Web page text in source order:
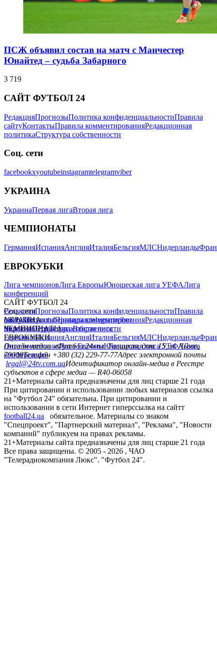
ПСЖ объявил состав на матч с Манчестер
Юнайтед – судьба Забарного
3 719
САЙТ ФУТБОЛ 24
РедакцияПрогнозыПолитика конфиденциальностиПравила
сайтуКонтактыПравила комментированияРедакционная
политикаСтруктура собственности
Соц. сети
facebookxyoutubeinstagramtelegramviber
УКРАИНА
УкраинаПервая лигаВторая лига
ЧЕМПИОНАТЫ
ГерманияИспанияАнглияИталияБельгияМЛСНидерланды
ЕВРОКУБКИ
Лига чемпионовЛига ЕвропыЮношеская лига УЕФАЛига
конференций
САЙТ ФУТБОЛ 24
РедакцияПрогнозыПолитика конфиденциальностиПравила
сайтуКонтактыПравила комментированияРедакционная
политикаСтруктура собственности
Соц. сети
facebookxyoutubeinstagramtelegramviber
УКРАИНА
УкраинаПервая лигаВторая лига
ЧЕМПИОНАТЫ
ГерманияИспанияАнглияИталияБельгияМЛСНидерланды
ЕВРОКУБКИ
Лига чемпионовЛига ЕвропыЮношеская лига УЕФАЛига
конференций
Онлайн-медиа «Футбол 24»пл. Галицкая, дом. 15, м. Львов,
79008Телефон +380 (32) 229-77-77Адрес электронной почты
legal@24tv.com.uaИдентификатор онлайн-медиа в Реестре
субъектов в сфере медиа — R40-06058
21+Материалы сайта предназначены для лиц старше 21 года
При цитировании и использовании любых материалов ссылка
на "Футбол 24" обязательна. При цитировании и
использовании в сети Интернет гиперссылка на сайтт
football24.ua
обязательное. Материалы со знаком
"Спецпроект", "Партнерский материал", "Реклама", "Новости
компаний" публикуем на правах рекламы.
21+Материалы сайта предназначены для лиц старше 21 года
Все права защищены. © 2005 - 2026 , ЧАО
"Телерадиокомпания Люкс". "Футбол 24".